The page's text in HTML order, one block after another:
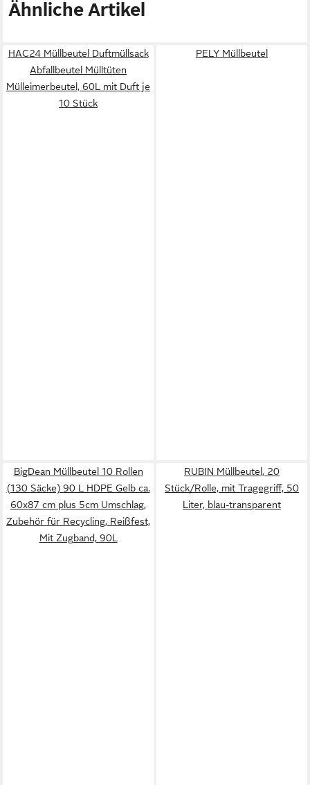
Ähnliche Artikel
HAC24 Müllbeutel Duftmüllsack
Abfallbeutel Mülltüten
Mülleimerbeutel, 60L mit Duft je
10 Stück
PELY Müllbeutel
BigDean Müllbeutel 10 Rollen
(130 Säcke) 90 L HDPE Gelb ca.
60x87 cm plus 5cm Umschlag,
Zubehör für Recycling, Reißfest,
Mit Zugband, 90L
RUBIN Müllbeutel, 20
Stück/Rolle, mit Tragegriff, 50
Liter, blau-transparent